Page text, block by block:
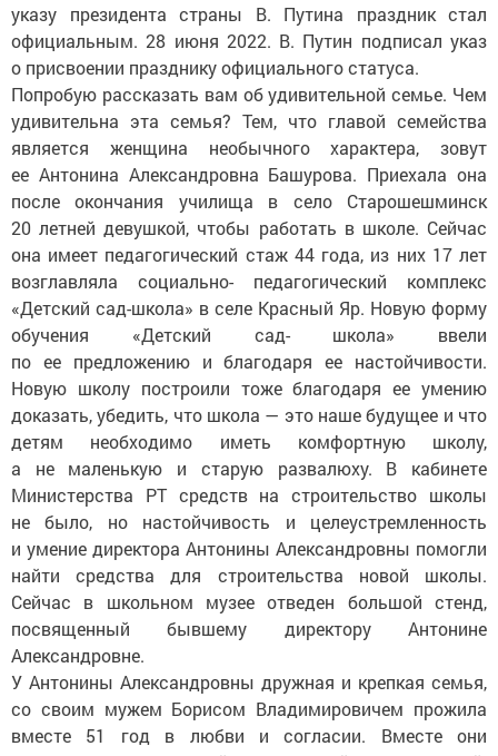
указу президента страны В. Путина праздник стал
официальным. 28 июня 2022. В. Путин подписал указ
о присвоении празднику официального статуса.
Попробую рассказать вам об удивительной семье. Чем
удивительна эта семья? Тем, что главой семейства
является женщина необычного характера, зовут
ее Антонина Александровна Башурова. Приехала она
после окончания училища в село Старошешминск
20 летней девушкой, чтобы работать в школе. Сейчас
она имеет педагогический стаж 44 года, из них 17 лет
возглавляла социально- педагогический комплекс
«Детский сад-школа» в селе Красный Яр. Новую форму
обучения «Детский сад- школа» ввели
по ее предложению и благодаря ее настойчивости.
Новую школу построили тоже благодаря ее умению
доказать, убедить, что школа — это наше будущее и что
детям необходимо иметь комфортную школу,
а не маленькую и старую развалюху. В кабинете
Министерства РТ средств на строительство школы
не было, но настойчивость и целеустремленность
и умение директора Антонины Александровны помогли
найти средства для строительства новой школы.
Сейчас в школьном музее отведен большой стенд,
посвященный бывшему директору Антонине
Александровне.
У Антонины Александровны дружная и крепкая семья,
со своим мужем Борисом Владимировичем прожила
вместе 51 год в любви и согласии. Вместе они